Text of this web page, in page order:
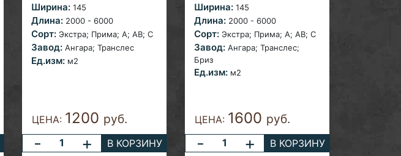
Ширина: 145
Длина: 2000 - 6000
Сорт:Экстра; Прима; A; AB; С
Завод:Ангара; Транслес
Ед.изм: м2
ЦЕНА: 1200 руб.
- +
В КОРЗИНУ
Ширина: 145
Длина: 2000 - 6000
Сорт:Экстра; Прима; A; AB; С
Завод:Ангара; Транслес;
Бриз
Ед.изм: м2
ЦЕНА: 1600 руб.
- +
В КОРЗИНУ